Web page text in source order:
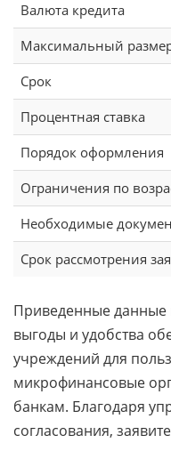
Валюта кредита
Максимальный
Срок
Процентная ставка
Порядок оформления
Ограничения по
Необходимые
Срок рассмотрения
Приведенные данные
выгоды и удобства
учреждений для
микрофинансовые
банкам. Благодаря
согласования,